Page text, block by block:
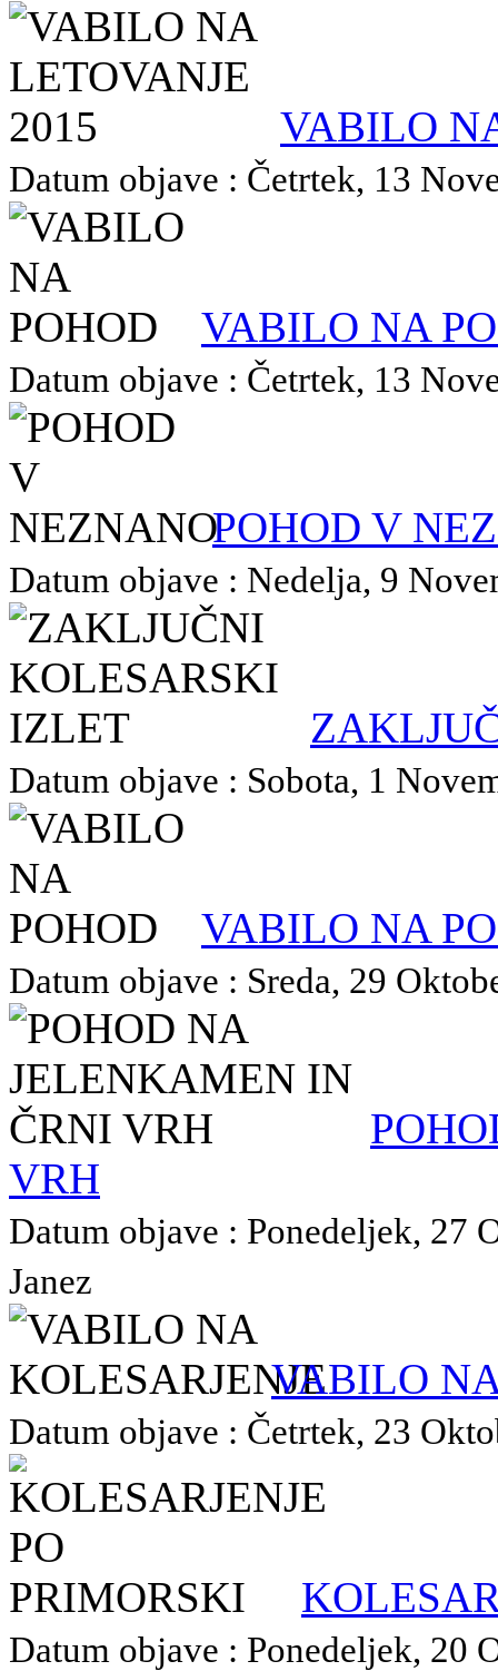
VABILO
Datum objave : Četrtek, 13
VABILO NA
Datum objave : Četrtek, 13
POHOD V
Datum objave : Nedelja, 9
Datum objave : Sobota, 1
VABILO NA
Datum objave : Sreda, 29
VRH
Datum objave : Ponedeljek, 27
Janez
VABILO
Datum objave : Četrtek, 23
Datum objave : Ponedeljek, 20